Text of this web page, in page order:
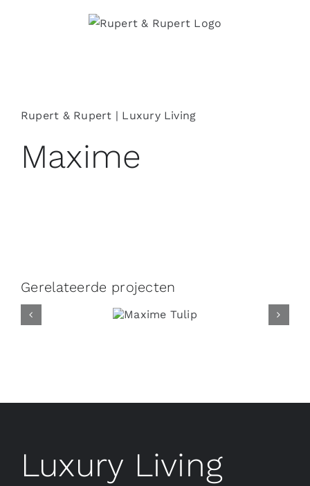
Rupert & Rupert | Luxury Living
Maxime
Gerelateerde projecten
Luxury Living